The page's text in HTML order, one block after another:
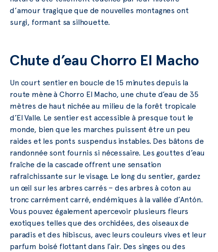
d’amour tragique que de nouvelles montagnes ont
surgi, formant sa silhouette.
Chute d’eau Chorro El Macho
Un court sentier en boucle de 15 minutes depuis la
route mène à Chorro El Macho, une chute d’eau de 35
mètres de haut nichée au milieu de la forêt tropicale
d’El Valle. Le sentier est accessible à presque tout le
monde, bien que les marches puissent être un peu
raides et les ponts suspendus instables. Des bâtons de
randonnée sont fournis si nécessaire. Les gouttes d’eau
fraîche de la cascade offrent une sensation
rafraîchissante sur le visage. Le long du sentier, gardez
un œil sur les arbres carrés – des arbres à coton au
tronc carrément carré, endémiques à la vallée d’Antón.
Vous pouvez également apercevoir plusieurs fleurs
exotiques telles que des orchidées, des oiseaux de
paradis et des hibiscus, avec leurs couleurs vives et leur
parfum boisé flottant dans l’air. Des singes ou des